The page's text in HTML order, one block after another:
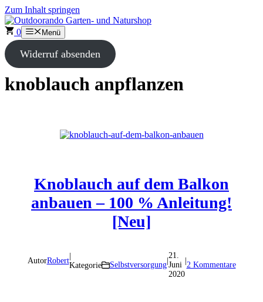
Zum Inhalt springen
0 Menü
Widerruf absenden
knoblauch anpflanzen
Knoblauch auf dem Balkon
anbauen – 100 % Anleitung!
[Neu]
AutorRobert
Kategorie
Selbstversorgung
21.
Juni
2020
2 Kommentare